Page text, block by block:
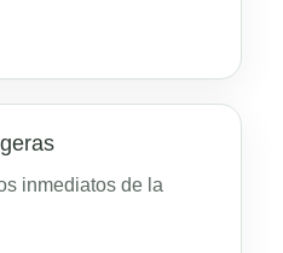
inmediatos de la